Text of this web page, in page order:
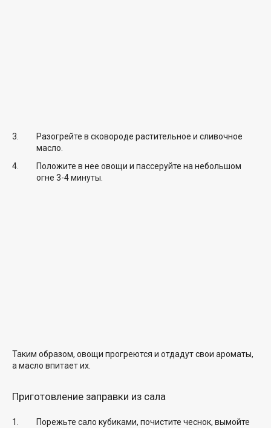
Разогрейте в сковороде растительное и сливочное
масло.
Положите в нее овощи и пассеруйте на небольшом
огне 3-4 минуты.
Таким образом, овощи прогреются и отдадут свои ароматы,
а масло впитает их.
Приготовление заправки из сала
Порежьте сало кубиками, почистите чеснок, вымойте